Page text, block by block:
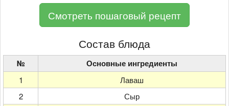
Смотреть пошаговый рецепт
Состав блюда
№ Основные ингредиенты
1
Лаваш
2
Сыр